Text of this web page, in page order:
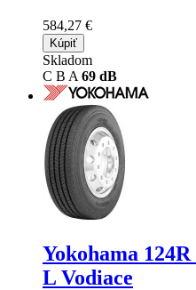
584,27 €
Kúpiť
Skladom
C B A 69 dB
Yokohama 124R
L Vodiace